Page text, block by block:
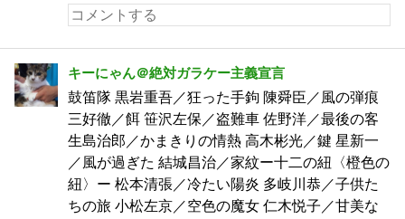
キーにゃん＠絶対ガラケー主義宣言
鼓笛隊 黒岩重吾／狂った手鉤 陳舜臣／風の弾痕
三好徹／餌 笹沢左保／盗難車 佐野洋／最後の客
生島治郎／かまきりの情熱 高木彬光／鍵 星新一
／風が過ぎた 結城昌治／家紋ー十二の紐〈橙色の
紐〉ー 松本清張／冷たい陽炎 多岐川恭／子供た
ちの旅 小松左京／空色の魔女 仁木悦子／甘美な